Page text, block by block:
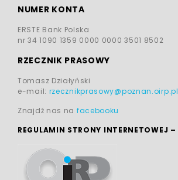
NUMER KONTA
ERSTE Bank Polska
nr 34 1090 1359 0000 0000 3501 8502
RZECZNIK PRASOWY
Tomasz Działyński
e-mail: rzecznikprasowy@poznan.oirp.pl
Znajdź nas na facebooku
REGULAMIN STRONY INTERNETOWEJ –